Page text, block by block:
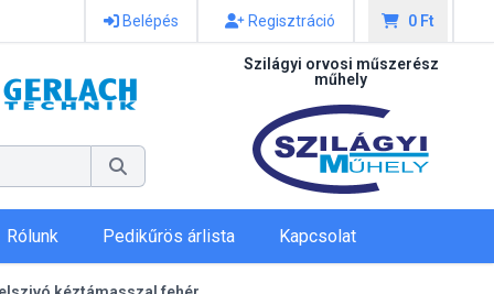
Belépés Regisztráció 0 Ft
Szilágyi orvosi műszerész
műhely
Rólunk Pedikűrös árlista Kapcsolat